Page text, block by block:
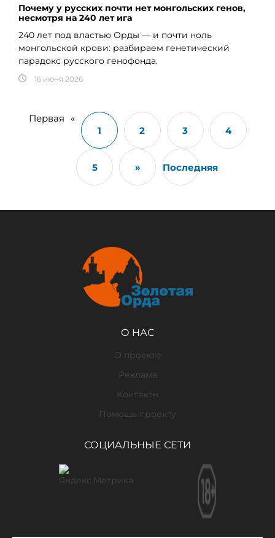
Почему у русских почти нет монгольских генов,
несмотря на 240 лет ига
240 лет под властью Орды — и почти ноль
монгольской крови: разбираем генетический
парадокс русского генофонда.
16 июня 2026
Первая
«
1
2 3 4
5 » Последняя
О НАС
О проекте
Реклама
Контакты
Помощь проекту
СОЦИАЛЬНЫЕ СЕТИ